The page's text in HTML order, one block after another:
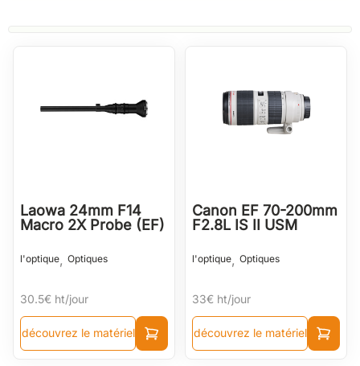
Laowa 24mm F14
Macro 2X Probe (EF)
l'optique, Optiques
30.5€ ht/jour
découvrez le matériel
Canon EF 70-200mm
F2.8L IS II USM
l'optique, Optiques
33€ ht/jour
découvrez le matériel